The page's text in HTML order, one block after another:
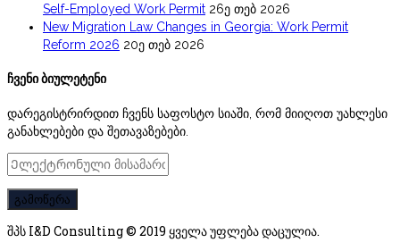
Self-Employed Work Permit 26ე თებ 2026
New Migration Law Changes in Georgia: Work Permit
Reform 2026 20ე თებ 2026
ჩვენი ბიულეტენი
დარეგისტრირდით ჩვენს საფოსტო სიაში, რომ მიიღოთ უახლესი
განახლებები და შეთავაზებები.
შპს I&D Consulting © 2019 ყველა უფლება დაცულია.